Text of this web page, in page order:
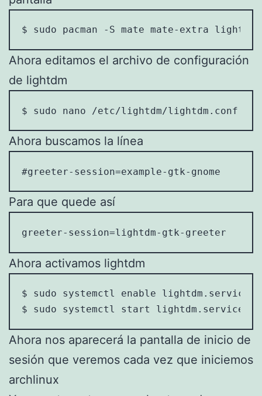
$ sudo pacman -S mate mate-extra
Ahora editamos el archivo de configuración
de lightdm
$ sudo nano /etc/lightdm/lightdm.conf
Ahora buscamos la línea
#greeter-session=example-gtk-gnome
Para que quede así
greeter-session=lightdm-gtk-greeter
Ahora activamos lightdm
$ sudo systemctl enable lightdm.service
$ sudo systemctl start lightdm.service
Ahora nos aparecerá la pantalla de inicio de
sesión que veremos cada vez que iniciemos
archlinux